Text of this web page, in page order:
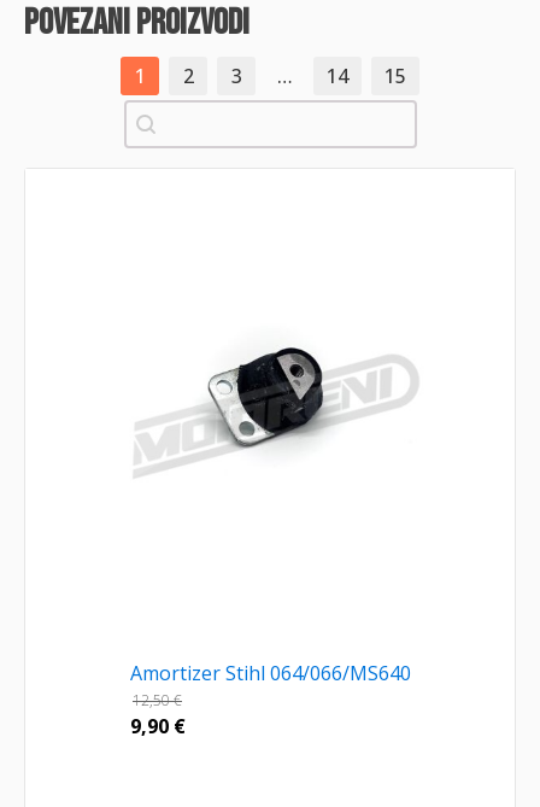
povezani proizvodi
1 2 3 … 14
15
Pretraži
Amortizer Stihl 064/066/MS640
12,50€
9,90 €